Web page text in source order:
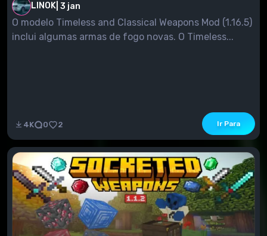
LINOK 3 jan
O modelo Timeless and Classical Weapons Mod (1.16.5)
inclui algumas armas de fogo novas. O Timeless...
4K 0 2 Ir Para